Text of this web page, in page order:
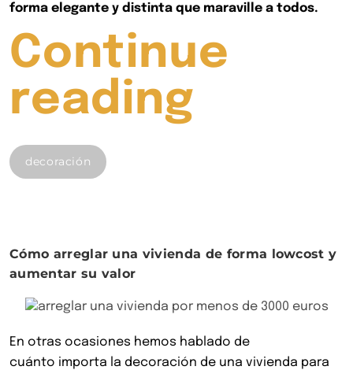
forma elegante y distinta que maraville a todos.
Continue
reading
de
decoración
Cómo arreglar una vivienda de forma lowcost y
aumentar su valor
En otras ocasiones hemos hablado de
cuánto importa la decoración de una vivienda para